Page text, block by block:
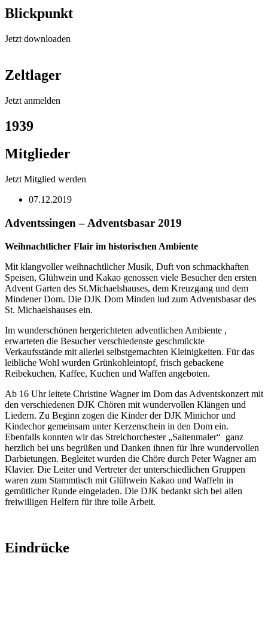
Blickpunkt
Jetzt downloaden
Zeltlager
Jetzt anmelden
1939
Mitglieder
Jetzt Mitglied werden
07.12.2019
Adventssingen – Adventsbasar 2019
Weihnachtlicher Flair im historischen Ambiente
Mit klangvoller weihnachtlicher Musik, Duft von schmackhaften
Speisen, Glühwein und Kakao genossen viele Besucher den ersten
Advent Garten des St.Michaelshauses, dem Kreuzgang und dem
Mindener Dom. Die DJK Dom Minden lud zum Adventsbasar des
St. Michaelshauses ein.
Im wunderschönen hergerichteten adventlichen Ambiente ,
erwarteten die Besucher verschiedenste geschmückte
Verkaufsstände mit allerlei selbstgemachten Kleinigkeiten. Für das
leibliche Wohl wurden Grünkohleintopf, frisch gebackene
Reibekuchen, Kaffee, Kuchen und Waffen angeboten.
Ab 16 Uhr leitete Christine Wagner im Dom das Adventskonzert mit
den verschiedenen DJK Chören mit wundervollen Klängen und
Liedern. Zu Beginn zogen die Kinder der DJK Minichor und
Kindechor gemeinsam unter Kerzenschein in den Dom ein.
Ebenfalls konnten wir das Streichorchester „Saitenmaler“ ganz
herzlich bei uns begrüßen und Danken ihnen für Ihre wundervollen
Darbietungen. Begleitet wurden die Chöre durch Peter Wagner am
Klavier. Die Leiter und Vertreter der unterschiedlichen Gruppen
waren zum Stammtisch mit Glühwein Kakao und Waffeln in
gemütlicher Runde eingeladen. Die DJK bedankt sich bei allen
freiwilligen Helfern für ihre tolle Arbeit.
Eindrücke